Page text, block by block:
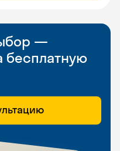
—
бесплатную